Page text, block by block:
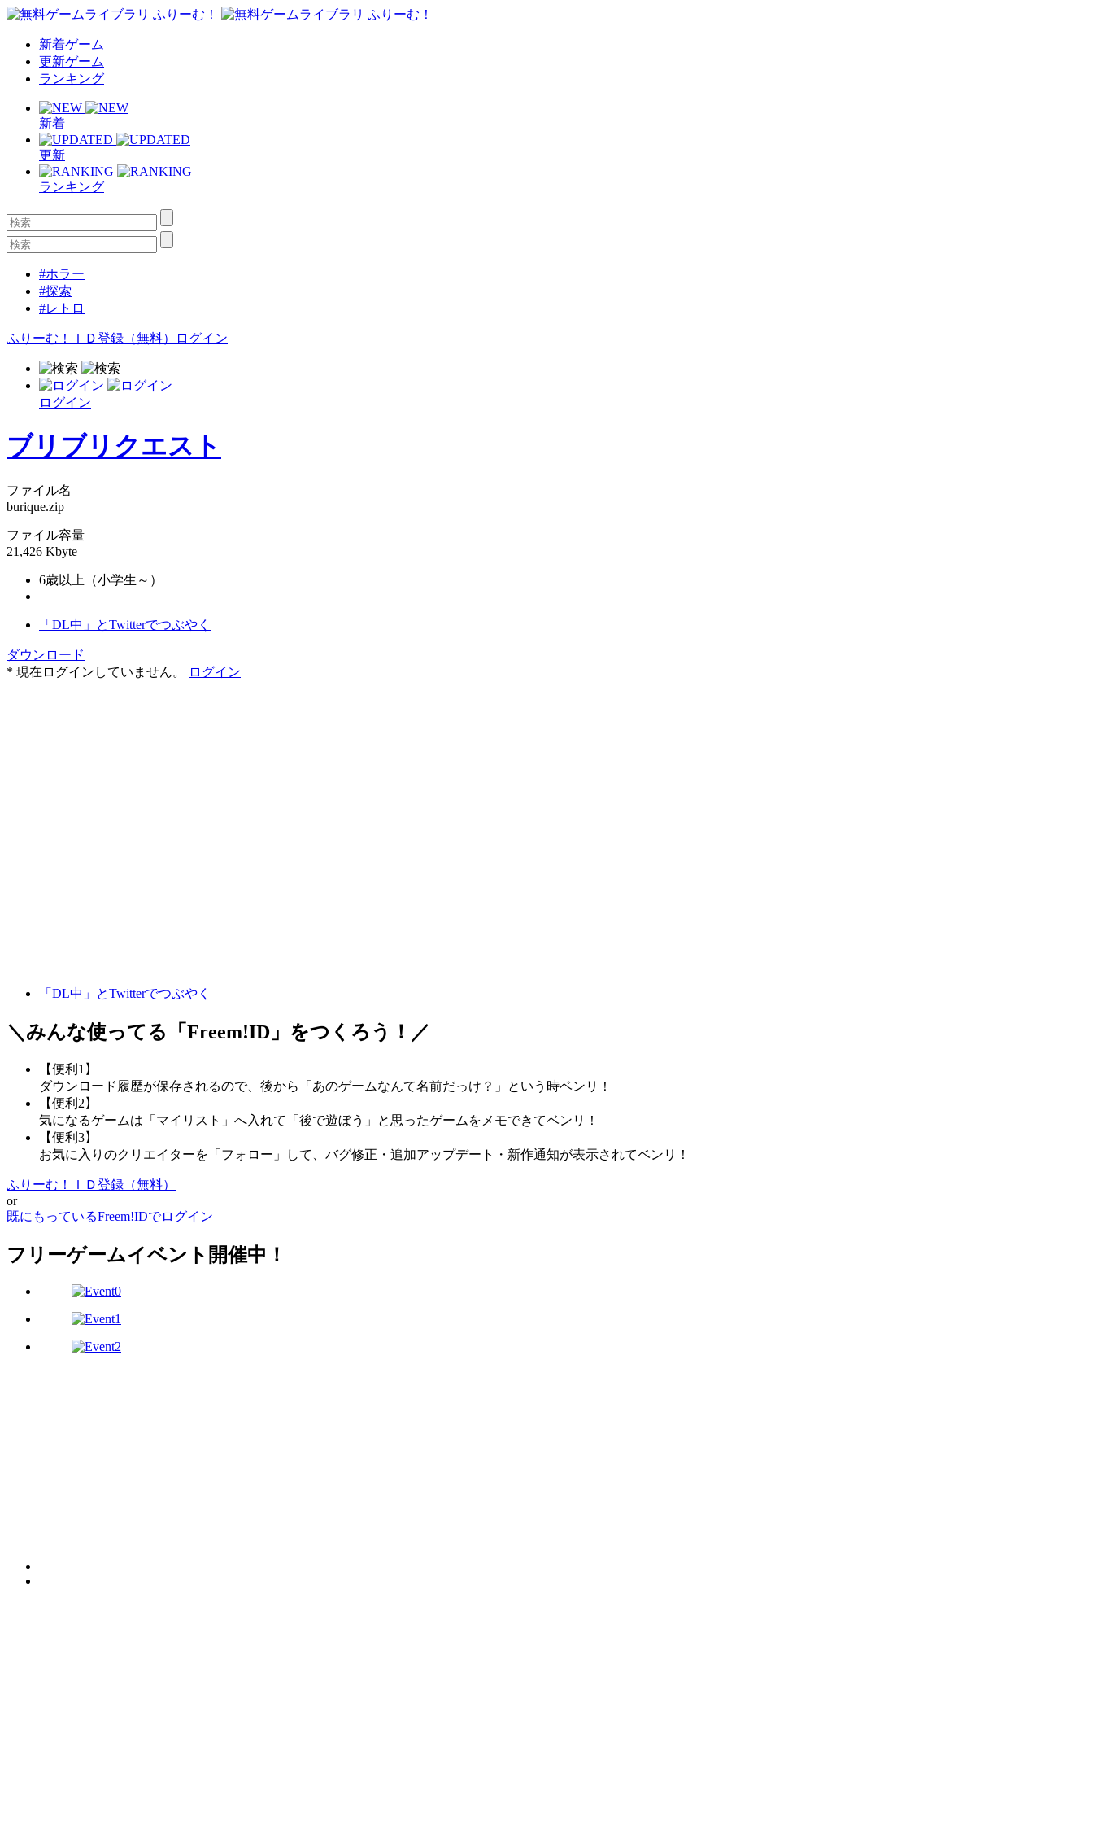
新着ゲーム
更新ゲーム
ランキング
新着
更新
ランキング
#ホラー
#探索
#レトロ
ふりーむ！ＩＤ登録（無料） ログイン
ログイン
ブリブリクエスト
ファイル名
burique.zip
ファイル容量
21,426 Kbyte
6歳以上（小学生～）
「DL中」とTwitterでつぶやく
ダウンロード
* 現在ログインしていません。
ログイン
「DL中」とTwitterでつぶやく
＼みんな使ってる「 Freem!ID 」をつくろう！／
【便利1】
ダウンロード履歴が保存されるので、後から「あのゲームなんて名前だっけ？」という時ベンリ！
【便利2】
気になるゲームは「マイリスト」へ入れて「後で遊ぼう」と思ったゲームをメモできてベンリ！
【便利3】
お気に入りのクリエイターを「フォロー」して、バグ修正・追加アップデート・新作通知が表示されてベンリ！
ふりーむ！ＩＤ登録（無料）
or
既にもっているFreem!IDでログイン
フリーゲームイベント開催中！